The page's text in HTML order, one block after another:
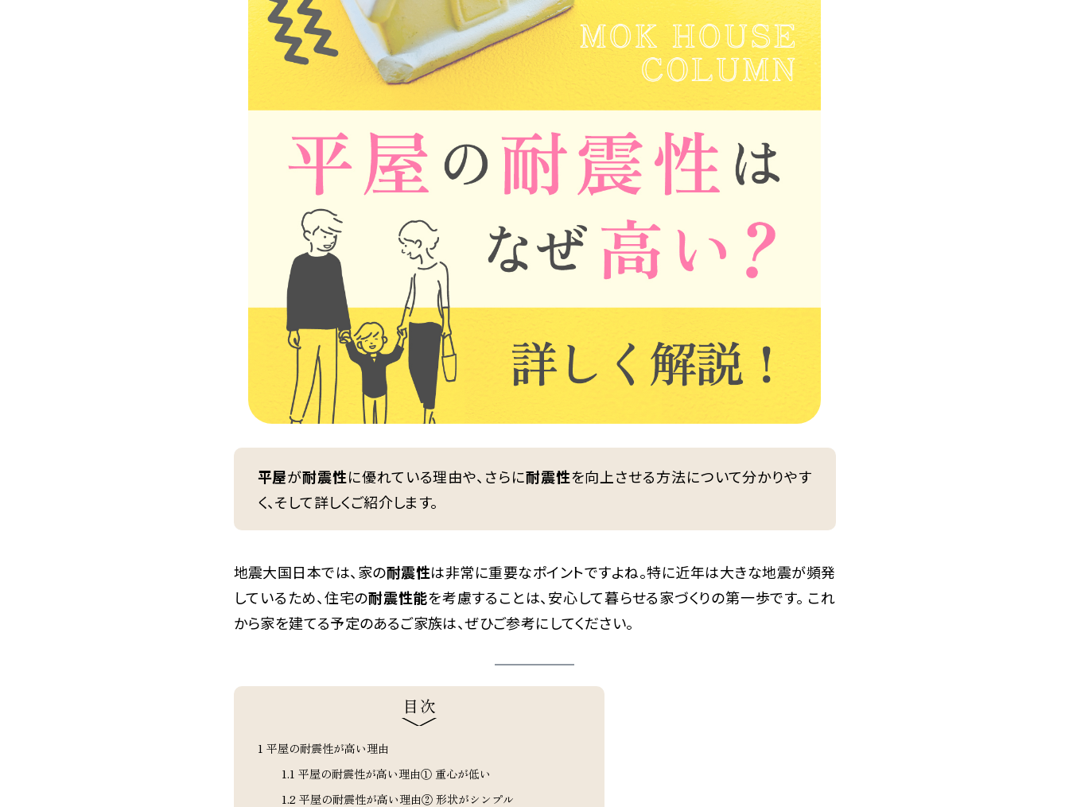
平屋が耐震性に優れている理由や、さらに耐震性を向上させる方法について分かりやす
く、そして詳しくご紹介します。
地震大国日本では、家の耐震性は非常に重要なポイントですよね。特に近年は大きな地震が頻発
しているため、住宅の耐震性能を考慮することは、安心して暮らせる家づくりの第一歩です。 これ
から家を建てる予定のあるご家族は、ぜひご参考にしてください。
1 平屋の耐震性が高い理由
1.1 平屋の耐震性が高い理由① 重心が低い
1.2 平屋の耐震性が高い理由② 形状がシンプル